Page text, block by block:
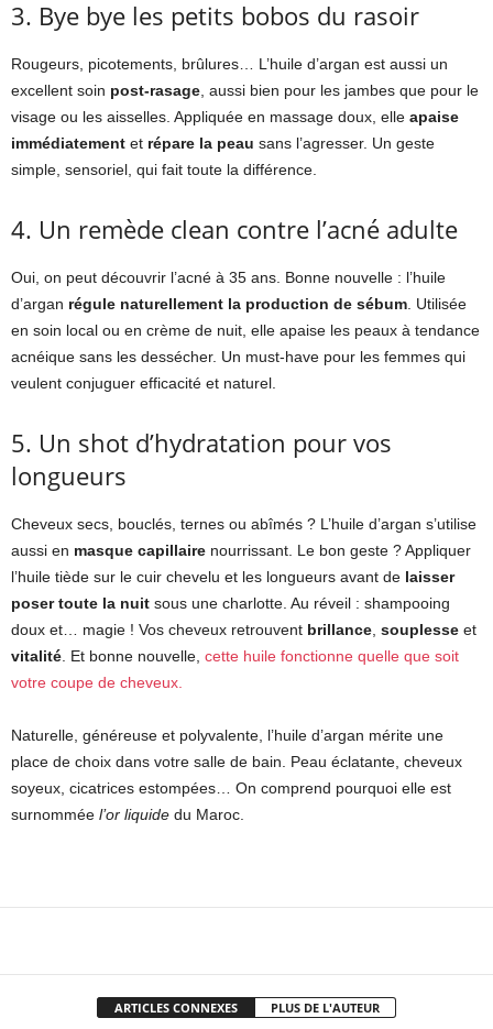
3. Bye bye les petits bobos du rasoir
Rougeurs, picotements, brûlures… L’huile d’argan est aussi un
excellent soin post-rasage, aussi bien pour les jambes que pour le
visage ou les aisselles. Appliquée en massage doux, elle apaise
immédiatement et répare la peau sans l’agresser. Un geste
simple, sensoriel, qui fait toute la différence.
4. Un remède clean contre l’acné adulte
Oui, on peut découvrir l’acné à 35 ans. Bonne nouvelle : l’huile
d’argan régule naturellement la production de sébum. Utilisée
en soin local ou en crème de nuit, elle apaise les peaux à tendance
acnéique sans les dessécher. Un must-have pour les femmes qui
veulent conjuguer efficacité et naturel.
5. Un shot d’hydratation pour vos
longueurs
Cheveux secs, bouclés, ternes ou abîmés ? L’huile d’argan s’utilise
aussi en masque capillaire nourrissant. Le bon geste ? Appliquer
l’huile tiède sur le cuir chevelu et les longueurs avant de laisser
poser toute la nuit sous une charlotte. Au réveil : shampooing
doux et… magie ! Vos cheveux retrouvent brillance, souplesse et
vitalité. Et bonne nouvelle, cette huile fonctionne quelle que soit
votre coupe de cheveux.
Naturelle, généreuse et polyvalente, l’huile d’argan mérite une
place de choix dans votre salle de bain. Peau éclatante, cheveux
soyeux, cicatrices estompées… On comprend pourquoi elle est
surnommée l’or liquide du Maroc.
ARTICLES CONNEXES PLUS DE L'AUTEUR